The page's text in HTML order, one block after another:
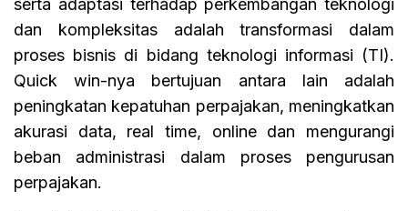
dan kompleksitas adalah transformasi dalam
proses bisnis di bidang teknologi informasi (TI).
Quick win-nya bertujuan antara lain adalah
peningkatan kepatuhan perpajakan, meningkatkan
akurasi data, real time, online dan mengurangi
beban administrasi dalam proses pengurusan
perpajakan.